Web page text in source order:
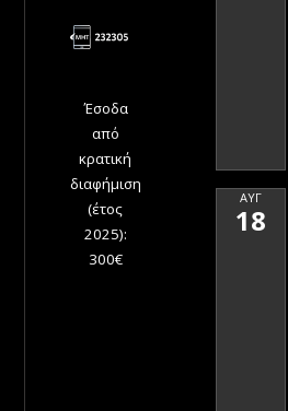
Έσοδα
από
κρατική
διαφήμιση
(έτος
2025):
300€
ΑΥΓ
18